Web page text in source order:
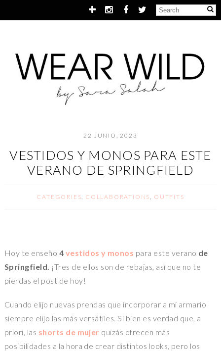
22 JUNIO, 2023
VESTIDOS Y MONOS PARA ESTE
VERANO DE SPRINGFIELD
CATEGORIES COLLABORATIONS OUTFITS
Hoy te enseño 4 vestidos y monos para este verano de
Springfield. ¡Tres de ellos son de rebajas, así que no te
pierdas el post de hoy!
Cuando elijo nuevas prendas que incorporar a mi armario
siempre elijo las más versátiles. Si bien es verdad que, a
priori, las shorts de mujer quizás ofrecen más
posibilidades a la hora de crear distintos looks, pero los